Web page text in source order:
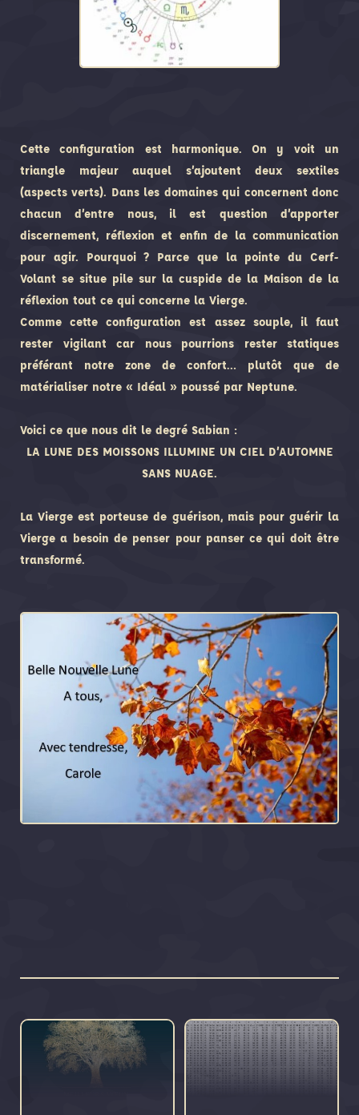
Cette configuration est harmonique. On y voit un
triangle majeur auquel s’ajoutent deux sextiles
(aspects verts). Dans les domaines qui concernent donc
chacun d’entre nous, il est question d’apporter
discernement, réflexion et enfin de la communication
pour agir. Pourquoi ? Parce que la pointe du Cerf-
Volant se situe pile sur la cuspide de la Maison de la
réflexion tout ce qui concerne la Vierge.
Comme cette configuration est assez souple, il faut
rester vigilant car nous pourrions rester statiques
préférant notre zone de confort… plutôt que de
matérialiser notre « Idéal » poussé par Neptune.
Voici ce que nous dit le degré Sabian :
LA LUNE DES MOISSONS ILLUMINE UN CIEL D’AUTOMNE
SANS NUAGE.
La Vierge est porteuse de guérison, mais pour guérir la
Vierge a besoin de penser pour panser ce qui doit être
transformé.